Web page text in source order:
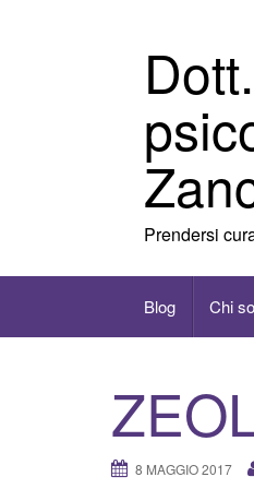
Prendersi
Blog Chi
8 MAGGIO 2017